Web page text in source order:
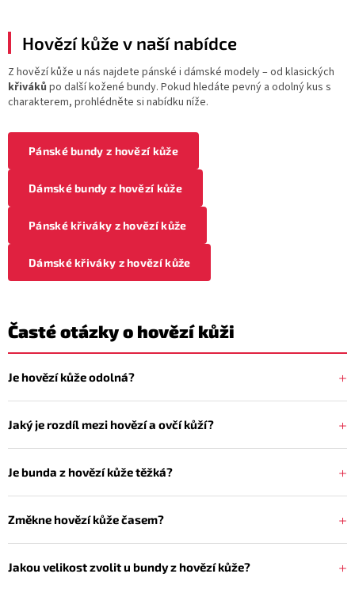
Hovězí kůže v naší nabídce
Z hovězí kůže u nás najdete pánské i dámské modely – od klasických
křiváků po další kožené bundy. Pokud hledáte pevný a odolný kus s
charakterem, prohlédněte si nabídku níže.
Pánské bundy z hovězí kůže
Dámské bundy z hovězí kůže
Pánské křiváky z hovězí kůže
Dámské křiváky z hovězí kůže
Časté otázky o hovězí kůži
Je hovězí kůže odolná?
Jaký je rozdíl mezi hovězí a ovčí kůží?
Je bunda z hovězí kůže těžká?
Změkne hovězí kůže časem?
Jakou velikost zvolit u bundy z hovězí kůže?